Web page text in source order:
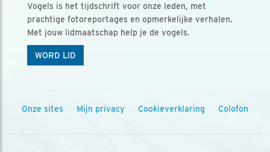
Vogels is het tijdschrift voor onze leden, met
prachtige fotoreportages en opmerkelijke verhalen.
Met jouw lidmaatschap help je de vogels.
WORD LID
Onze sites Mijn privacy Cookieverklaring Colofon